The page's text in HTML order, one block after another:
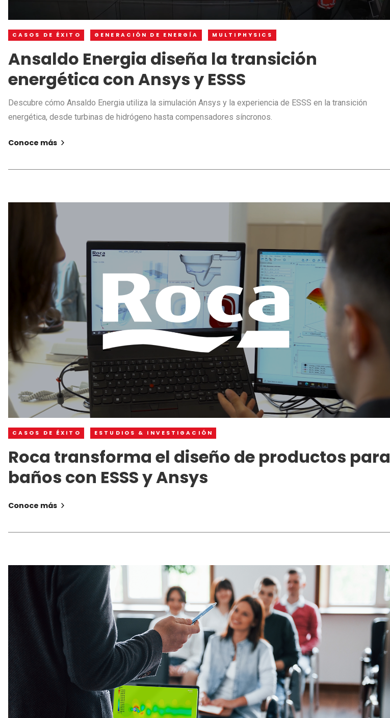
CASOS DE ÉXITO GENERACIÓN DE ENERGÍA MULTIPHYSICS
Ansaldo Energia diseña la transición
energética con Ansys y ESSS
Descubre cómo Ansaldo Energia utiliza la simulación Ansys y la experiencia de ESSS en la transición
energética, desde turbinas de hidrógeno hasta compensadores síncronos.
Conoce más
CASOS DE ÉXITO ESTUDIOS & INVESTIGACIÓN
Roca transforma el diseño de productos para
baños con ESSS y Ansys
Conoce más